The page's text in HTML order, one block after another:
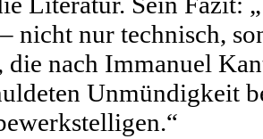
nicht nur technisch,
nach Immanuel
Unmündigkeit